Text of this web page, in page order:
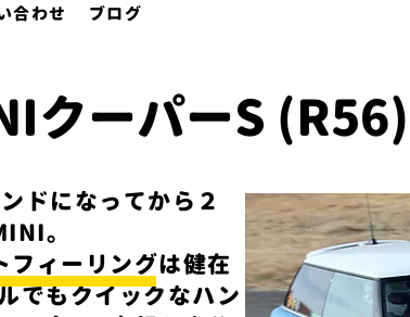
合わせ ブログ
ドになってから２
。
フィーリングは健在
でもクイックなハン
クーパーS (R56)